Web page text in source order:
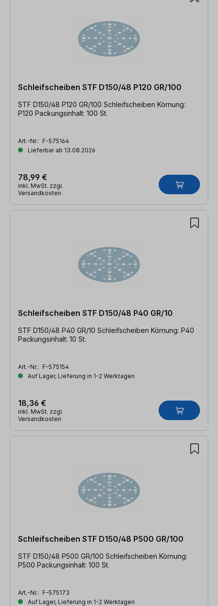
Schleifscheiben STF D150/48 P120 GR/100
STF D150/48 P120 GR/100 Schleifscheiben Körnung:
P120 Packungsinhalt: 100 St.
Art.-Nr.: F-575164
Lieferbar ab 13.08.2026
78,99 €
inkl. MwSt. zzgl.
Versandkosten
Schleifscheiben STF D150/48 P40 GR/10
STF D150/48 P40 GR/10 Schleifscheiben Körnung: P40
Packungsinhalt: 10 St.
Art.-Nr.: F-575154
Auf Lager, Lieferung in 1-2 Werktagen
18,36 €
inkl. MwSt. zzgl.
Versandkosten
Schleifscheiben STF D150/48 P500 GR/100
STF D150/48 P500 GR/100 Schleifscheiben Körnung:
P500 Packungsinhalt: 100 St.
Art.-Nr.: F-575173
Auf Lager, Lieferung in 1-2 Werktagen